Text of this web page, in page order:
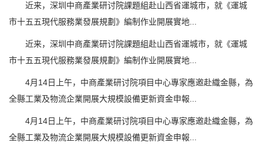
近来，深圳中商產業研讨院課題組赴山西省運城市，就《運城
市十五五現代服務業發展規劃》編制作业開展實地...
近来，深圳中商產業研讨院課題組赴山西省運城市，就《運城
市十五五現代服務業發展規劃》編制作业開展實地...
4月14日上午，中商產業研讨院項目中心專家應邀赴織金縣，為
全縣工業及物流企業開展大規模設備更新資金申報...
4月14日上午，中商產業研讨院項目中心專家應邀赴織金縣，為
全縣工業及物流企業開展大規模設備更新資金申報...